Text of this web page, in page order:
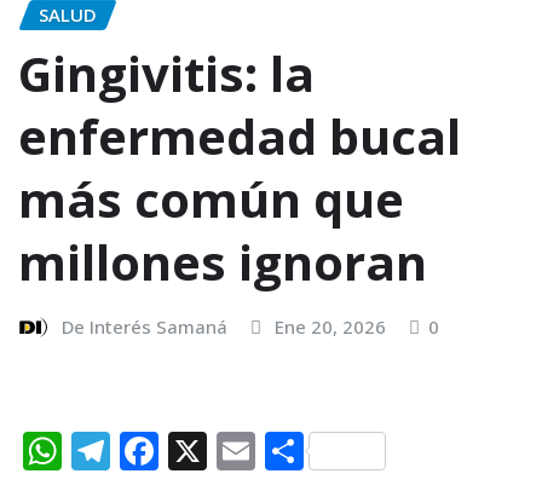
SALUD
Gingivitis: la
enfermedad bucal
más común que
millones ignoran
De Interés Samaná Ene 20, 2026 0
W T F X E C